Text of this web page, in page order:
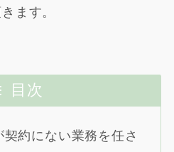
ます。
目次
約にない業務を任さ